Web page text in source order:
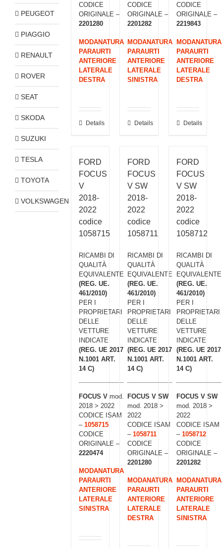
CODICE
ORIGINALE –
2201280
MODANATURA
PARAURTI
ANTERIORE
LATERALE
DESTRA
Details
CODICE
ORIGINALE –
2201282
MODANATURA
PARAURTI
ANTERIORE
LATERALE
SINISTRA
Details
CODICE
ORIGINALE –
2219843
MODANATURA
PARAURTI
ANTERIORE
LATERALE
DESTRA
Details
FORD
FOCUS
V
2018-
2022
codice
1058715
RICAMBI DI
QUALITÀ
EQUIVALENTE
(REG. UE.
461/2010)
PER I
PROPRIETARI
DELLE
VETTURE
INDICATE
(REG. UE 2017
N.1001 ART.
14 C)
FOCUS V mod.
2018 > 2022
CODICE ISAM
– 1058715
CODICE
ORIGINALE –
2220474
MODANATURA
PARAURTI
ANTERIORE
LATERALE
SINISTRA
FORD
FOCUS
V SW
2018-
2022
codice
1058711
RICAMBI DI
QUALITÀ
EQUIVALENTE
(REG. UE.
461/2010)
PER I
PROPRIETARI
DELLE
VETTURE
INDICATE
(REG. UE 2017
N.1001 ART.
14 C)
FOCUS V SW
mod. 2018 >
2022
CODICE ISAM
–1058711
CODICE
ORIGINALE –
2201280
MODANATURA
PARAURTI
ANTERIORE
LATERALE
DESTRA
FORD
FOCUS
V SW
2018-
2022
codice
1058712
RICAMBI DI
QUALITÀ
EQUIVALENTE
(REG. UE.
461/2010)
PER I
PROPRIETARI
DELLE
VETTURE
INDICATE
(REG. UE 2017
N.1001 ART.
14 C)
FOCUS V SW
mod. 2018 >
2022
CODICE ISAM
– 1058712
CODICE
ORIGINALE –
2201282
MODANATURA
PARAURTI
ANTERIORE
LATERALE
SINISTRA
PEUGEOT
PIAGGIO
RENAULT
ROVER
SEAT
SKODA
SUZUKI
TESLA
TOYOTA
VOLKSWAGEN